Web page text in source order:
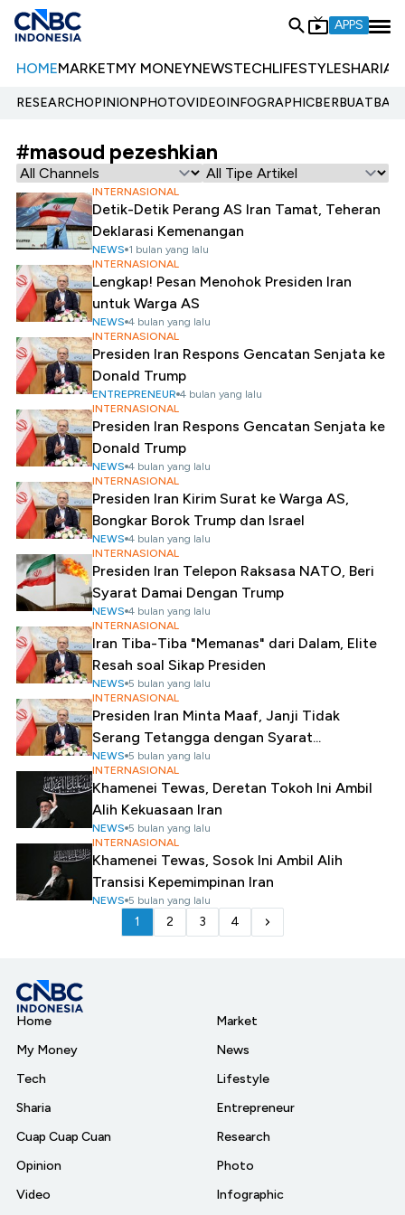
APPS
HOMEMARKETMY MONEYNEWSTECHLIFESTYLESHARIA
RESEARCHOPINIONPHOTOVIDEOINFOGRAPHIC
#masoud pezeshkian
INTERNASIONAL
Detik-Detik Perang AS Iran Tamat, Teheran
Deklarasi Kemenangan
NEWS 1 bulan yang lalu
INTERNASIONAL
Lengkap! Pesan Menohok Presiden Iran
untuk Warga AS
NEWS 4 bulan yang lalu
INTERNASIONAL
Presiden Iran Respons Gencatan Senjata ke
Donald Trump
ENTREPRENEUR 4 bulan yang lalu
INTERNASIONAL
Presiden Iran Respons Gencatan Senjata ke
Donald Trump
NEWS 4 bulan yang lalu
INTERNASIONAL
Presiden Iran Kirim Surat ke Warga AS,
Bongkar Borok Trump dan Israel
NEWS 4 bulan yang lalu
INTERNASIONAL
Presiden Iran Telepon Raksasa NATO, Beri
Syarat Damai Dengan Trump
NEWS 4 bulan yang lalu
INTERNASIONAL
Iran Tiba-Tiba "Memanas" dari Dalam, Elite
Resah soal Sikap Presiden
NEWS 5 bulan yang lalu
INTERNASIONAL
Presiden Iran Minta Maaf, Janji Tidak
Serang Tetangga dengan Syarat...
NEWS 5 bulan yang lalu
INTERNASIONAL
Khamenei Tewas, Deretan Tokoh Ini Ambil
Alih Kekuasaan Iran
NEWS 5 bulan yang lalu
INTERNASIONAL
Khamenei Tewas, Sosok Ini Ambil Alih
Transisi Kepemimpinan Iran
NEWS 5 bulan yang lalu
1 2 3 4
Home
My Money
Tech
Sharia
Cuap Cuap Cuan
Opinion
Video
Market
News
Lifestyle
Entrepreneur
Research
Photo
Infographic